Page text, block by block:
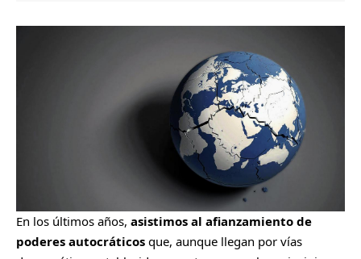
En los últimos años, asistimos al afianzamiento de
poderes autocráticos que, aunque llegan por vías